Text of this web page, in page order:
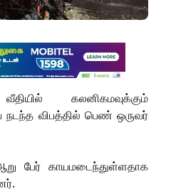
கலனிகமவுக்கும்
விபத்தில் பெண் ஒருவர்
பேர் காயமடைந்துள்ளதாக